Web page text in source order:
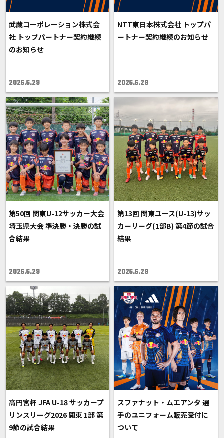
武蔵コーポレーション株式会
社 トップパートナー契約継続
のお知らせ
2026.6.29
NTT東日本株式会社 トップパ
ートナー契約継続のお知らせ
2026.6.29
第50回 関東U-12サッカー大会
埼玉県大会 準決勝・決勝の試
合結果
2026.6.29
第13回 関東ユース(U-13)サッ
カーリーグ(1部B) 第4節の試合
結果
2026.6.29
高円宮杯 JFA U-18 サッカープ
リンスリーグ2026 関東 1部 第
9節の試合結果
スファナット・ムエアンタ 選
手のユニフォーム販売受付に
ついて